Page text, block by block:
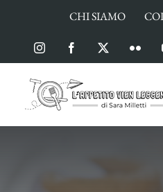
contenuto
CHI SIAMO
InstagramFacebook